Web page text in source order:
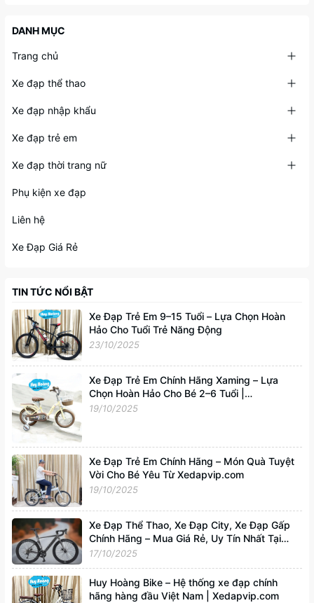
DANH MỤC
Trang chủ
Xe đạp thể thao
Xe đạp nhập khẩu
Xe đạp trẻ em
Xe đạp thời trang nữ
Phụ kiện xe đạp
Liên hệ
Xe Đạp Giá Rẻ
TIN TỨC NỔI BẬT
Xe Đạp Trẻ Em 9–15 Tuổi – Lựa Chọn Hoàn
Hảo Cho Tuổi Trẻ Năng Động
23/10/2025
Xe Đạp Trẻ Em Chính Hãng Xaming – Lựa
Chọn Hoàn Hảo Cho Bé 2–6 Tuổi |
Xedapvip.com
19/10/2025
Xe Đạp Trẻ Em Chính Hãng – Món Quà Tuyệt
Vời Cho Bé Yêu Từ Xedapvip.com
19/10/2025
Xe Đạp Thể Thao, Xe Đạp City, Xe Đạp Gấp
Chính Hãng – Mua Giá Rẻ, Uy Tín Nhất Tại
Xedapvip.com
17/10/2025
Huy Hoàng Bike – Hệ thống xe đạp chính
hãng hàng đầu Việt Nam | Xedapvip.com